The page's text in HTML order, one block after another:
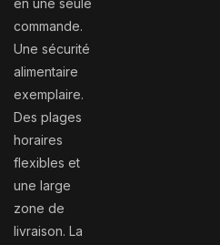
en une seule
commande.
Une sécurité
alimentaire
exemplaire.
Des plages
horaires
flexibles et
une large
zone de
livraison. La